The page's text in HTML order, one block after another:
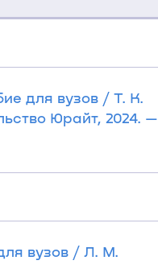
для вузов / Т. К.
Юрайт, 2024. —
вузов / Л. М.